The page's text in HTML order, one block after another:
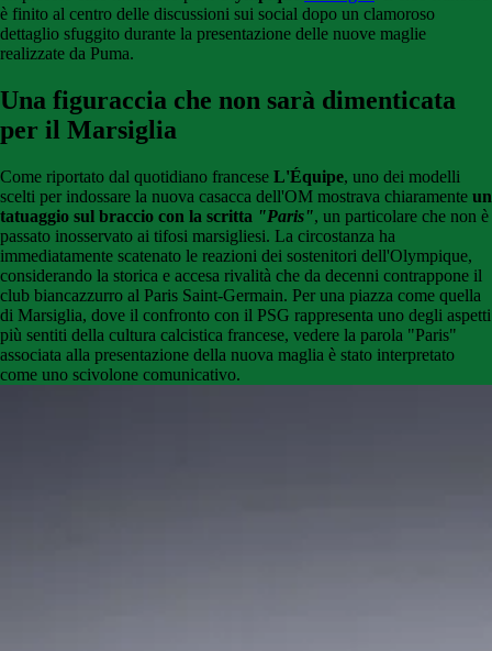
è finito al centro delle discussioni sui social dopo un clamoroso
dettaglio sfuggito durante la presentazione delle nuove maglie
realizzate da Puma.
Una figuraccia che non sarà dimenticata
per il Marsiglia
Come riportato dal quotidiano francese L'Équipe, uno dei modelli
scelti per indossare la nuova casacca dell'OM mostrava chiaramente un
tatuaggio sul braccio con la scritta "Paris", un particolare che non è
passato inosservato ai tifosi marsigliesi. La circostanza ha
immediatamente scatenato le reazioni dei sostenitori dell'Olympique,
considerando la storica e accesa rivalità che da decenni contrappone il
club biancazzurro al Paris Saint-Germain. Per una piazza come quella
di Marsiglia, dove il confronto con il PSG rappresenta uno degli aspetti
più sentiti della cultura calcistica francese, vedere la parola "Paris"
associata alla presentazione della nuova maglia è stato interpretato
come uno scivolone comunicativo.